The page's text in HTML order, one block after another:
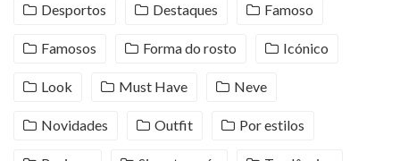
Desportos Destaques Famoso
Famosos Forma do rosto Icónico
Look Must Have Neve
Novidades Outfit Por estilos